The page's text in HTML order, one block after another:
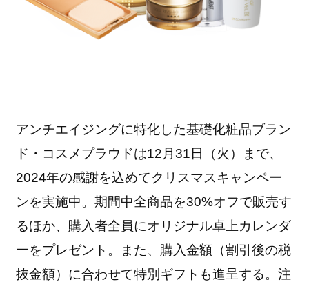
アンチエイジングに特化した基礎化粧品ブラン
ド・コスメプラウドは12月31日（火）まで、
2024年の感謝を込めてクリスマスキャンペー
ンを実施中。期間中全商品を30%オフで販売す
るほか、購入者全員にオリジナル卓上カレンダ
ーをプレゼント。また、購入金額（割引後の税
抜金額）に合わせて特別ギフトも進呈する。注